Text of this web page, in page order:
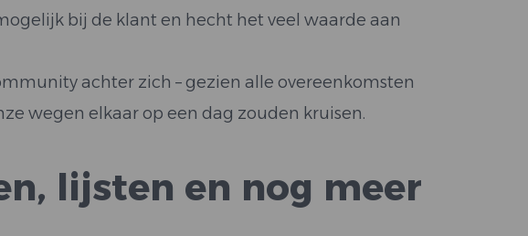
bij de klant en hecht het veel waarde aan
achter zich – gezien alle overeenkomsten
wegen elkaar op een dag zouden kruisen.
lijsten en nog meer